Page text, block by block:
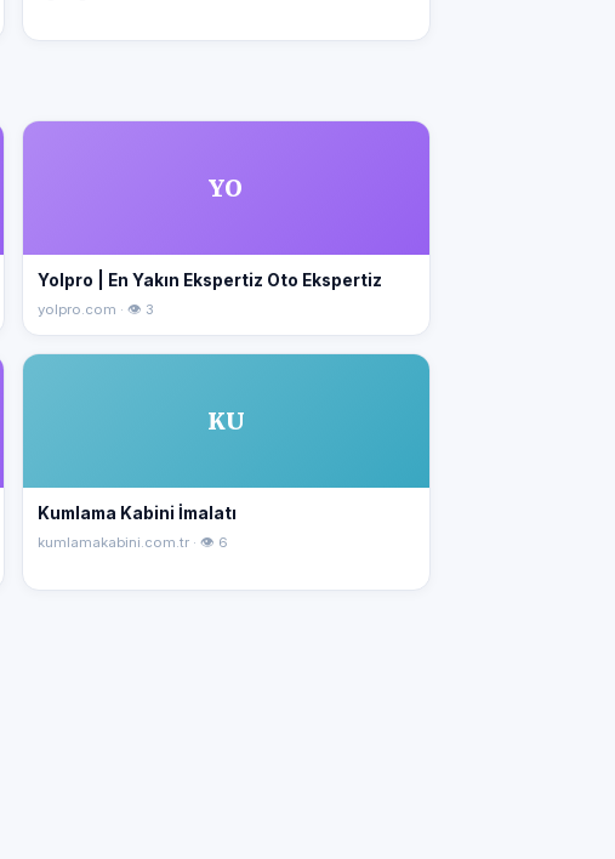
YO
Yolpro | En Yakın Ekspertiz Oto Ekspertiz
yolpro.com · 👁 3
KU
Kumlama Kabini İmalatı
kumlamakabini.com.tr · 👁 6